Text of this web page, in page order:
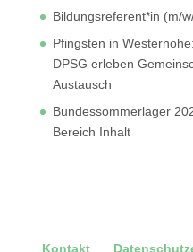
Bildungsreferent*in (m/
Pfingsten in
DPSG erleben
Austausch
Bundessommerlager
Bereich Inhalt
Kontakt